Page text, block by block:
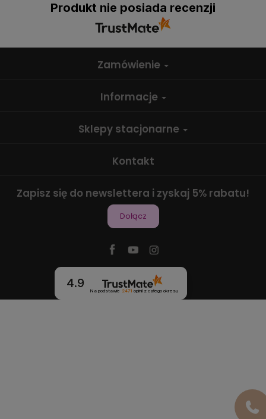
Produkt nie posiada recenzji
Zamówienie
Informacje
Sklepy stacjonarne
Kontakt
Zapisz się do newslettera i zyskaj 5% rabatu!
Dołącz
4.9
Na podstawie 2471 opinii z całego okresu